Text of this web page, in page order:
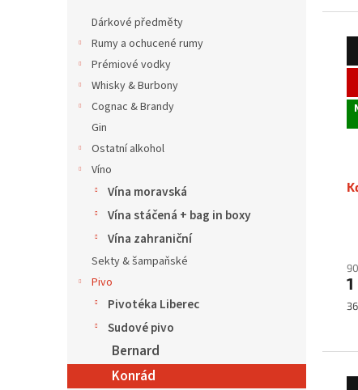
Dárkové předměty
Rumy a ochucené rumy
Prémiové vodky
Whisky & Burbony
Cognac & Brandy
Gin
Ostatní alkohol
Víno
Vína moravská
Vína stáčená + bag in boxy
Vína zahraniční
Sekty & šampaňské
Pivo
Pivotéka Liberec
Sudové pivo
Bernard
Konrád